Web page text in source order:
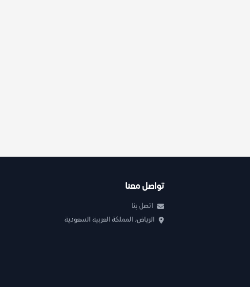
تواصل معنا
اتصل بنا
الرياض، المملكة العربية السعودية